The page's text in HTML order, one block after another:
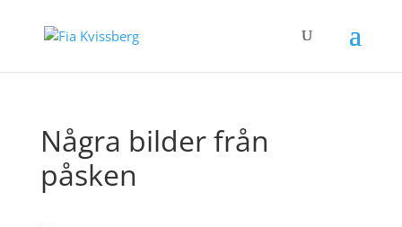
Några bilder från
påsken